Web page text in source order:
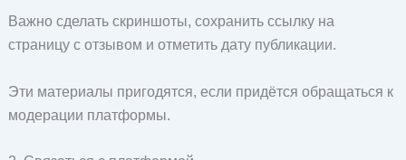
Важно сделать скриншоты, сохранить ссылку на
страницу с отзывом и отметить дату публикации.
Эти материалы пригодятся, если придётся обращаться к
модерации платформы.